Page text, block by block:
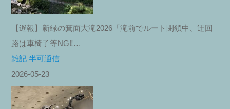
【遅報】新緑の箕面大滝2026「滝前でルート閉鎖中、迂回
路は車椅子等NG‼︎…
雑記 半可通信
2026-05-23